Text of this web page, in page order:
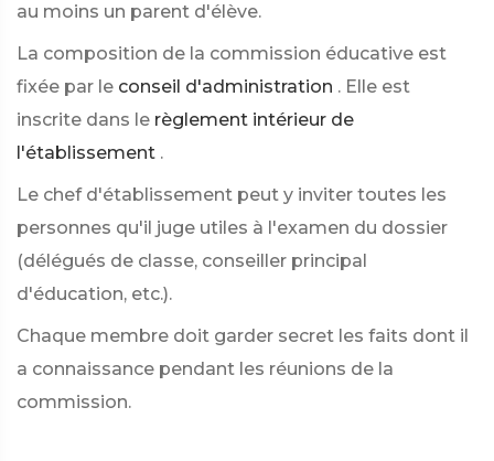
au moins un parent d'élève.
La composition de la commission éducative est
fixée par le conseil d'administration . Elle est
inscrite dans le règlement intérieur de
l'établissement .
Le chef d'établissement peut y inviter toutes les
personnes qu'il juge utiles à l'examen du dossier
(délégués de classe, conseiller principal
d'éducation, etc.).
Chaque membre doit garder secret les faits dont il
a connaissance pendant les réunions de la
commission.